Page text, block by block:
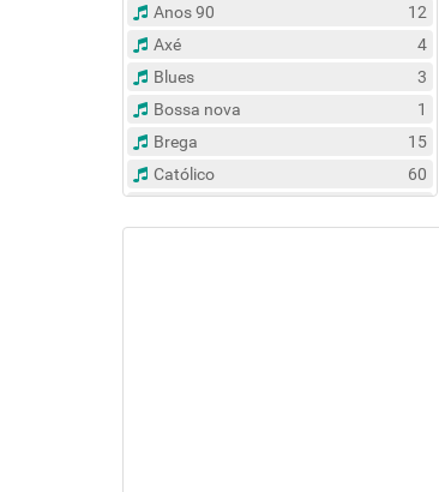
Anos 90
12
Axé
4
Blues
3
Bossa nova
1
Brega
15
Católico
60